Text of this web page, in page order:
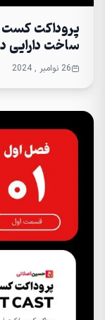
پروداکت کست
ساخت دارایی
26 نوامبر , 2024